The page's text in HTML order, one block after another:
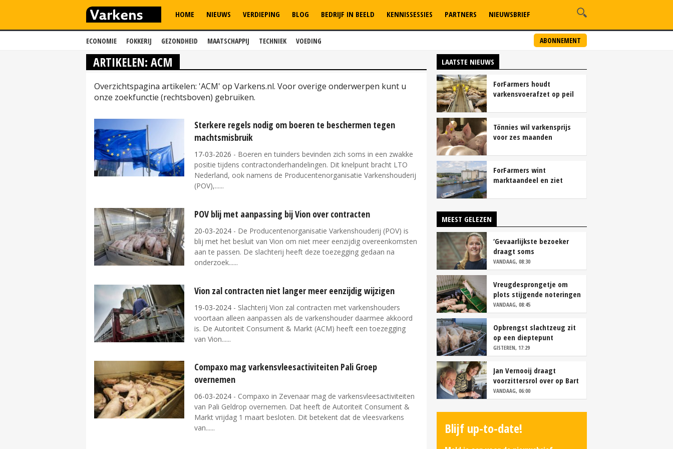
ECONOMIE FOKKERIJ GEZONDHEID MAATSCHAPPIJ TECHNIEK VOEDING ABONNEMENT
HOME NIEUWS VERDIEPING BLOG BEDRIJF IN BEELD KENNISSESSIES PARTNERS NIEUWSBRIEF
ARTIKELEN: ACM
Overzichtspagina artikelen: 'ACM' op Varkens.nl. Voor overige onderwerpen kunt u
onze zoekfunctie (rechtsboven) gebruiken.
Sterkere regels nodig om boeren te beschermen tegen
machtsmisbruik
17-03-2026 - Boeren en tuinders bevinden zich soms in een zwakke
positie tijdens contractonderhandelingen. Dit knelpunt bracht LTO
Nederland, ook namens de Producentenorganisatie Varkenshouderij
(POV),...
POV blij met aanpassing bij Vion over contracten
20-03-2024 - De Producentenorganisatie Varkenshouderij (POV) is
blij met het besluit van Vion om niet meer eenzijdig overeenkomsten
aan te passen. De slachterij heeft deze toezegging gedaan na
onderzoek...
Vion zal contracten niet langer meer eenzijdig wijzigen
19-03-2024 - Slachterij Vion zal contracten met varkenshouders
voortaan alleen aanpassen als de varkenshouder daarmee akkoord
is. De Autoriteit Consument & Markt (ACM) heeft een toezegging
van Vion...
Compaxo mag varkensvleesactiviteiten Pali Groep
overnemen
06-03-2024 - Compaxo in Zevenaar mag de varkensvleesactiviteiten
van Pali Geldrop overnemen. Dat heeft de Autoriteit Consument &
Markt vrijdag 1 maart besloten. Dit betekent dat de vleesvarkens
van...
LAATSTE NIEUWS
ForFarmers houdt
varkensvoerafzet op peil
varkensstapel
Tönnies wil varkensprijs
voor zes maanden
ForFarmers wint
marktaandeel en ziet
MEEST GELEZEN
‘Gevaarlijkste bezoeker
draagt soms
overschoenen’
VANDAAG, 08:30
Vreugdesprongetje om
plots stijgende noteringen
VANDAAG, 08:45
Opbrengst slachtzeug zit
op een dieptepunt
GISTEREN, 17:29
Jan Vernooij draagt
voorzittersrol over op Bart
Camps
VANDAAG, 06:00
Blijf up-to-date!